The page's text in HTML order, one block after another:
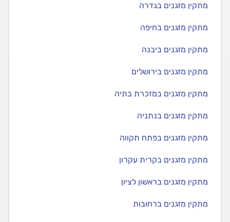
מתקין מזגנים בגדרה
מתקין מזגנים בחיפה
מתקין מזגנים ביבנה
מתקין מזגנים בירושלים
מתקין מזגנים במזכרת בתיה
מתקין מזגנים בנתניה
מתקין מזגנים בפתח תקווה
מתקין מזגנים בקרית עקרון
מתקין מזגנים בראשון לציון
מתקין מזגנים ברחובות